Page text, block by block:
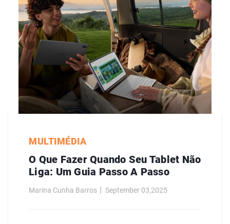
MULTIMÉDIA
O Que Fazer Quando Seu Tablet Não
Liga: Um Guia Passo A Passo
Marina Cunha Barros September 03,2025